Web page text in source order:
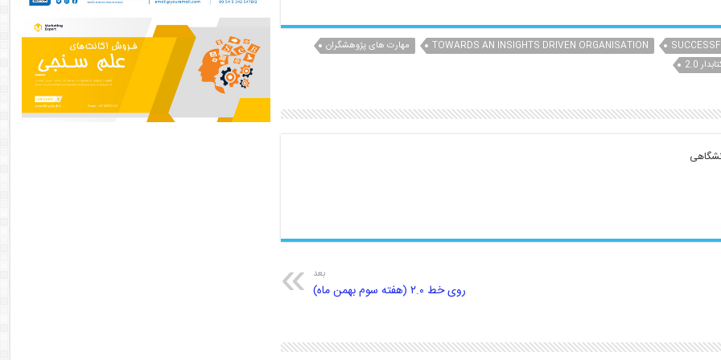
TOWARDS AN INSIGHTS DRIVEN ORGANISATION
مهارت های پژوهشگران
2.0
بعد
روی خط ۲.۰ (هفته سوم بهمن ماه)